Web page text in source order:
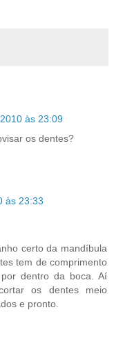
às 23:09
os dentes?
às 23:33
certo da mandíbula
tem de comprimento
dentro da boca. Aí
os dentes meio
e pronto.